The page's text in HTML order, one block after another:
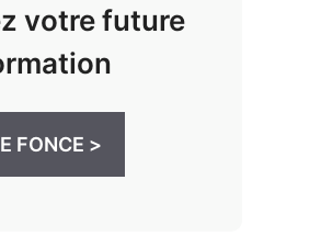
votre future
FONCE >